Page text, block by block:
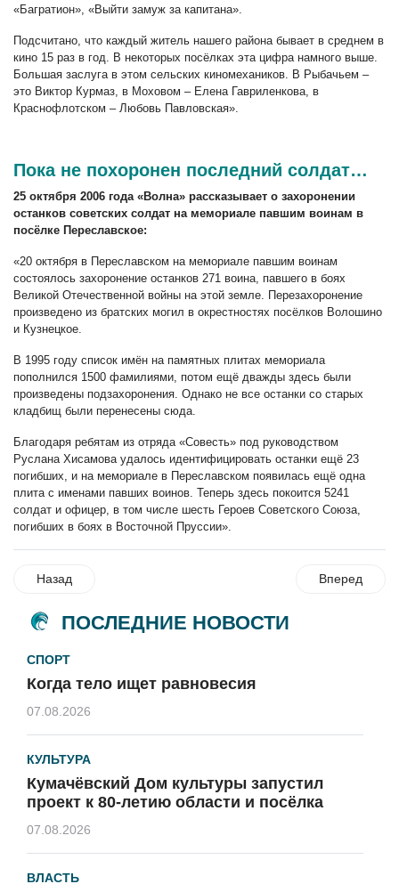
«Багратион», «Выйти замуж за капитана».
Подсчитано, что каждый житель нашего района бывает в среднем в
кино 15 раз в год. В некоторых посёлках эта цифра намного выше.
Большая заслуга в этом сельских киномехаников. В Рыбачьем –
это Виктор Курмаз, в Моховом – Елена Гавриленкова, в
Краснофлотском – Любовь Павловская».
Пока не похоронен последний солдат…
25 октября 2006 года «Волна» рассказывает о захоронении
останков советских солдат на мемориале павшим воинам в
посёлке Переславское:
«20 октября в Переславском на мемориале павшим воинам
состоялось захоронение останков 271 воина, павшего в боях
Великой Отечественной войны на этой земле. Перезахоронение
произведено из братских могил в окрестностях посёлков Волошино
и Кузнецкое.
В 1995 году список имён на памятных плитах мемориала
пополнился 1500 фамилиями, потом ещё дважды здесь были
произведены подзахоронения. Однако не все останки со старых
кладбищ были перенесены сюда.
Благодаря ребятам из отряда «Совесть» под руководством
Руслана Хисамова удалось идентифицировать останки ещё 23
погибших, и на мемориале в Переславском появилась ещё одна
плита с именами павших воинов. Теперь здесь покоится 5241
солдат и офицер, в том числе шесть Героев Советского Союза,
погибших в боях в Восточной Пруссии».
Назад Вперед
ПОСЛЕДНИЕ НОВОСТИ
СПОРТ
Когда тело ищет равновесия
07.08.2026
КУЛЬТУРА
Кумачёвский Дом культуры запустил
проект к 80-летию области и посёлка
07.08.2026
ВЛАСТЬ